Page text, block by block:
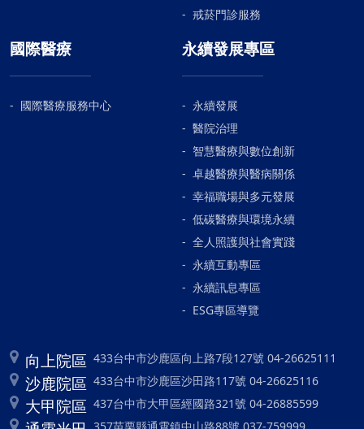
戒菸門診服務
國際醫療
國際醫療服務中心
永續發展專區
永續發展
醫院治理
智慧醫療與數位創新
卓越醫療與醫病關係
幸福職場與多元發展
低碳醫療與環境永續
全人照護與社會實踐
永續互動專區
永續訊息專區
ESG專區導覽
向上院區 433台中市沙鹿區向上路7段127號 04-26625111
沙鹿院區 433台中市沙鹿區沙田路117號 04-26625116
大甲院區 437台中市大甲區經國路321號 04-26885599